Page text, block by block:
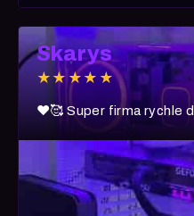
Skarys
★★★★★
❤️🥰 Super firma rychle